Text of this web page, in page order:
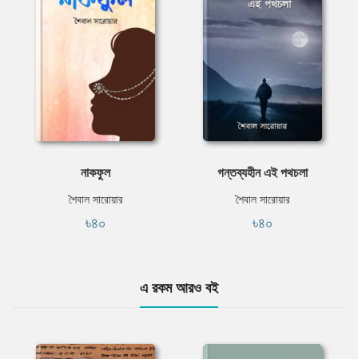
নাকফুল
শৈবাল সারোয়ার
৳৪০
গন্তব্যহীন এই পথচলা
শৈবাল সারোয়ার
৳৪০
এ রকম আরও বই